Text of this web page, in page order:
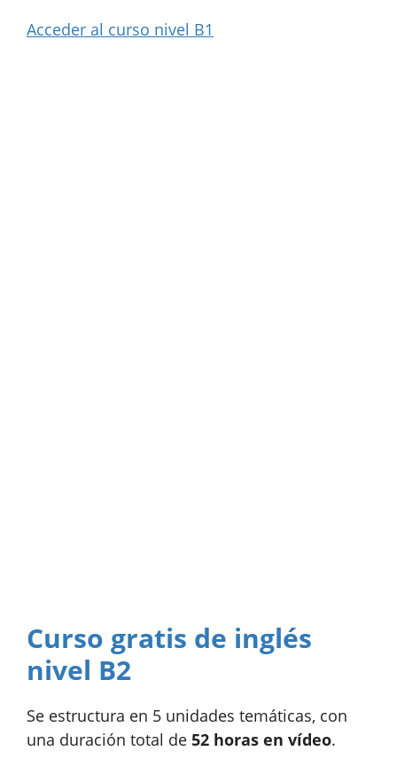
Acceder al curso nivel B1
Curso gratis de inglés
nivel B2
Se estructura en 5 unidades temáticas, con
una duración total de 52 horas en vídeo.